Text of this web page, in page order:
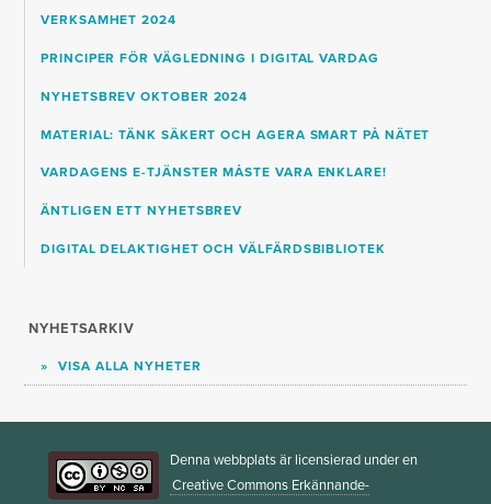
VERKSAMHET 2024
PRINCIPER FÖR VÄGLEDNING I DIGITAL VARDAG
NYHETSBREV OKTOBER 2024
MATERIAL: TÄNK SÄKERT OCH AGERA SMART PÅ NÄTET
VARDAGENS E-TJÄNSTER MÅSTE VARA ENKLARE!
ÄNTLIGEN ETT NYHETSBREV
DIGITAL DELAKTIGHET OCH VÄLFÄRDSBIBLIOTEK
NYHETSARKIV
VISA ALLA NYHETER
Denna webbplats är licensierad under en
Creative Commons Erkännande-